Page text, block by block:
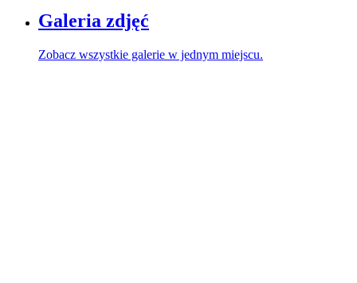
Galeria zdjęć
Zobacz wszystkie galerie w jednym miejscu.